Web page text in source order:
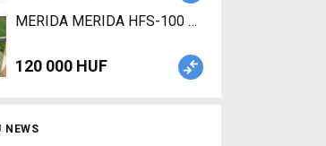
MERIDA MERIDA HFS-100 Mountain Bike 26"
120 000 HUF
NEWS